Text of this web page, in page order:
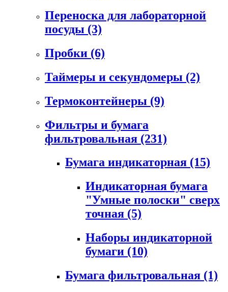
Переноска для лабораторной
посуды (3)
Пробки (6)
Таймеры и секундомеры (2)
Термоконтейнеры (9)
Фильтры и бумага
фильтровальная (231)
Бумага индикаторная (15)
Индикаторная бумага
"Умные полоски" сверх
точная (5)
Наборы индикаторной
бумаги (10)
Бумага фильтровальная (1)